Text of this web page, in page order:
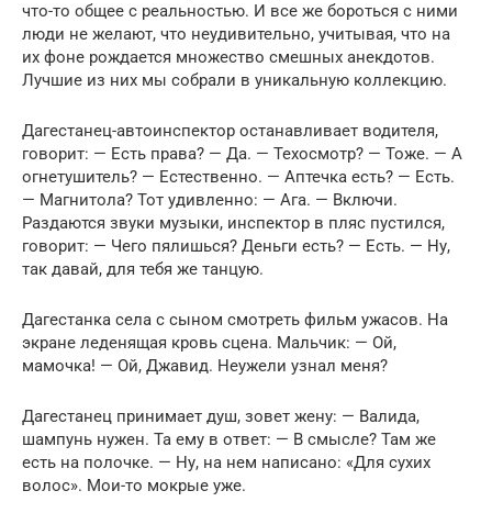
что-то общее с реальностью. И все же бороться с ними
люди не желают, что неудивительно, учитывая, что на
их фоне рождается множество смешных анекдотов.
Лучшие из них мы собрали в уникальную коллекцию.
Дагестанец-автоинспектор останавливает водителя,
говорит: — Есть права? — Да. — Техосмотр? — Тоже. — А
огнетушитель? — Естественно. — Аптечка есть? — Есть.
— Магнитола? Тот удивленно: — Ага. — Включи.
Раздаются звуки музыки, инспектор в пляс пустился,
говорит: — Чего пялишься? Деньги есть? — Есть. — Ну,
так давай, для тебя же танцую.
Дагестанка села с сыном смотреть фильм ужасов. На
экране леденящая кровь сцена. Мальчик: — Ой,
мамочка! — Ой, Джавид. Неужели узнал меня?
Дагестанец принимает душ, зовет жену: — Валида,
шампунь нужен. Та ему в ответ: — В смысле? Там же
есть на полочке. — Ну, на нем написано: «Для сухих
волос». Мои-то мокрые уже.